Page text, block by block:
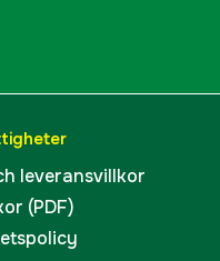
leveransvillkor
(PDF)